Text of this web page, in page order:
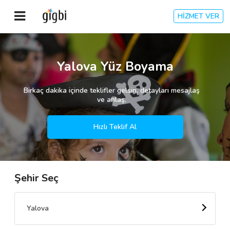
HİZMET VER
Anasayfa
Giriş Yap
Kayıt Ol
Kategoriler
🎈 Biz Kimiz?
🌟 Müşteri Değerlendirmeleri
Yalova Yüz Boyama
Birkaç dakika içinde teklifler gelsin, detayları mesajlaş
ve anlaş.
Hızlı Teklif Al
Şehir Seç
Yalova